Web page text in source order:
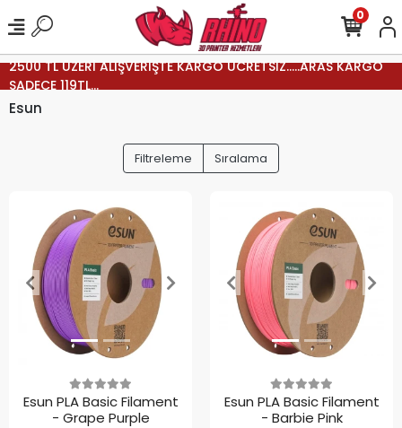
2500 TL ÜZERİ ALIŞVERİŞTE KARGO ÜCRETSİZ.....ARAS KARGO
SADECE 119TL...
0
Esun
Filtreleme Sıralama
Esun PLA Basic Filament
- Grape Purple
Esun PLA Basic Filament
- Barbie Pink